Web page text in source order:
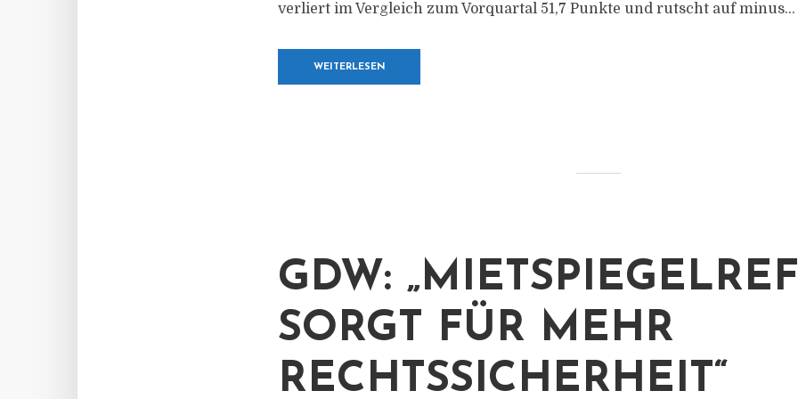
verliert im Vergleich zum Vorquartal 51,7 Punkte und rutscht auf minus...
WEITERLESEN
GDW:
SORGT FÜR MEHR
RECHTSSICHERHEIT“